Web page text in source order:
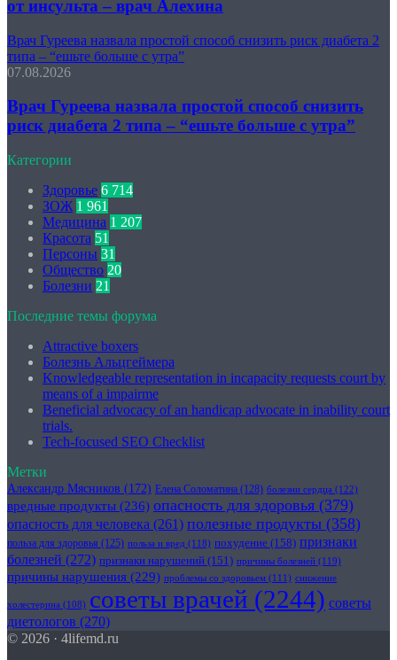
от инсульта – врач Алехина
Врач Гуреева назвала простой способ снизить риск диабета 2
типа – “ешьте больше с утра”
07.08.2026
Врач Гуреева назвала простой способ снизить
риск диабета 2 типа – “ешьте больше с утра”
Категории
Здоровье 6 714
ЗОЖ 1 961
Медицина 1 207
Красота 51
Персоны 31
Общество 20
Болезни 21
Последние темы форума
Attractive boxers
Болезнь Альцгеймера
Knowledgeable representation in incapacity requests court by
means of a impairme
Beneficial advocacy of an handicap advocate in inability court
trials.
Tech-focused SEO Checklist
Метки
Александр Мясников (172) Елена Соломатина (128) болезни сердца (122)
вредные продукты (236) опасность для здоровья (379)
опасность для человека (261) полезные продукты (358)
польза для здоровья (125) польза и вред (118) похудение (158) признаки
болезней (272) признаки нарушений (151) причины болезней (119)
причины нарушения (229) проблемы со здоровьем (111) снижение
холестерина (108) советы врачей (2244) советы
диетологов (270)
© 2026 · 4lifemd.ru